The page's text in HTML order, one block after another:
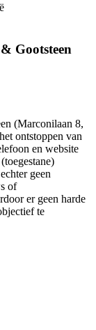
Gootsteen
(Marconilaan 8,
ontstoppen van
en website
geen
of
er geen harde
te